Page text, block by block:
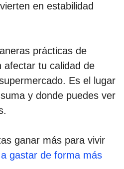
en estabilidad
prácticas de
afectar tu calidad de
Es el lugar
y donde puedes ver
ganar más para vivir
gastar de forma más